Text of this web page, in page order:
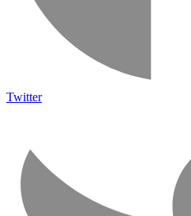
Twitter